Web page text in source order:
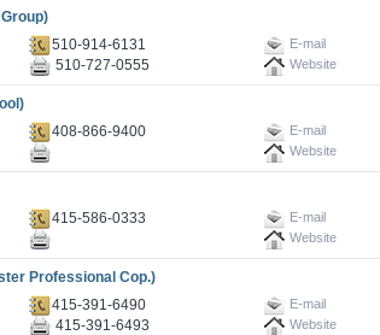
510-914-6131 E-mail
510-727-0555 Website
408-866-9400
E-mail
Website
415-586-0333
E-mail
Website
Professional Cop.)
415-391-6490 E-mail
415-391-6493 Website